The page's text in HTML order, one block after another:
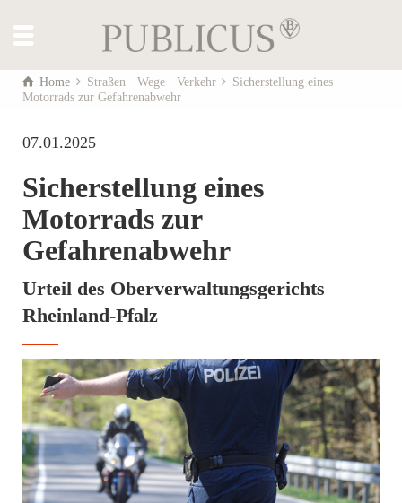
Home Straßen · Wege · Verkehr
Sicherstellung eines
Motorrads zur Gefahrenabwehr
07.01.2025
Sicherstellung eines
Motorrads zur
Gefahrenabwehr
Urteil des Oberverwaltungsgerichts
Rheinland-Pfalz